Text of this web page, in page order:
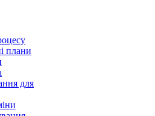
плани
для